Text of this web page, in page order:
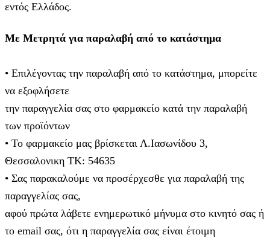
εντός Ελλάδος.
Με Μετρητά για παραλαβή από το κατάστημα
• Επιλέγοντας την παραλαβή από το κατάστημα, μπορείτε
να εξοφλήσετε
την παραγγελία σας στο φαρμακείο κατά την παραλαβή
των προϊόντων
• Το φαρμακείο μας βρίσκεται Λ.Ιασωνίδου 3,
Θεσσαλονικη ΤΚ: 54635
• Σας παρακαλούμε να προσέρχεσθε για παραλαβή της
παραγγελίας σας,
αφού πρώτα λάβετε ενημερωτικό μήνυμα στο κινητό σας ή
το email σας, ότι η παραγγελία σας είναι έτοιμη